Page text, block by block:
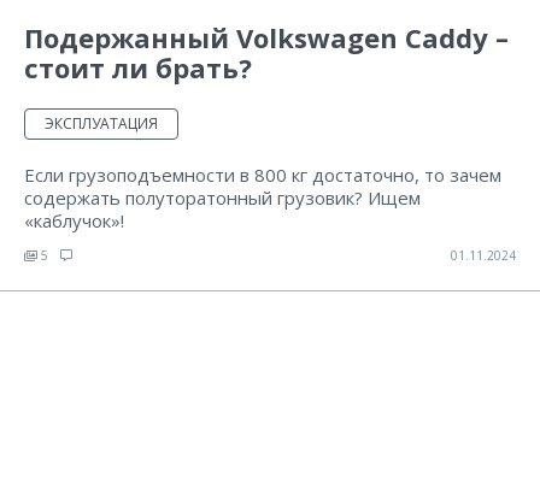
Подержанный Volkswagen Caddy –
стоит ли брать?
ЭКСПЛУАТАЦИЯ
Если грузоподъемности в 800 кг достаточно, то зачем
содержать полуторатонный грузовик? Ищем
«каблучок»!
5 01.11.2024